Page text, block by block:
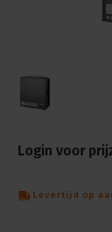
Login voor
Levertijd op